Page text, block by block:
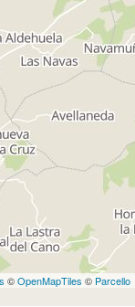
©OpenMapTiles © Parcello